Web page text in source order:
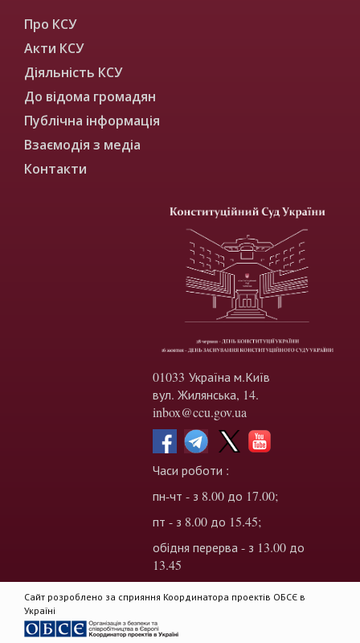
Про КСУ
Акти КСУ
Діяльність КСУ
До відома громадян
Публічна інформація
Взаємодія з медіа
Контакти
01033 Україна м.Київ
вул. Жилянська, 14.
inbox@ccu.gov.ua
Часи роботи :
пн-чт - з 8.00 до 17.00;
пт - з 8.00 до 15.45;
обідня перерва - з 13.00 до
13.45
Сайт розроблено за сприяння Координатора проектів ОБСЄ в
Україні